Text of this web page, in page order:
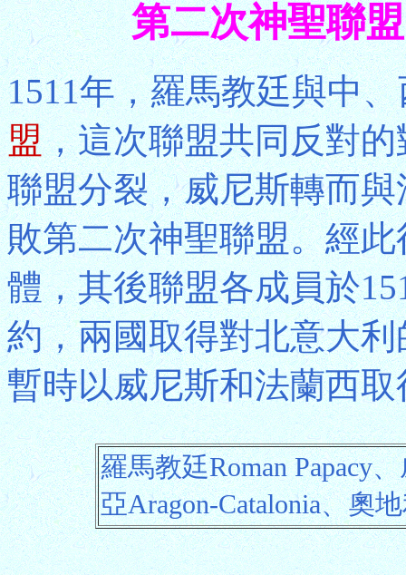
第二次神聖聯
1511年，羅馬教廷與中
盟，這次聯盟共同反對
聯盟分裂，威尼斯轉而
敗第二次神聖聯盟。經
體，其後聯盟各成員於
約，兩國取得對北意大
暫時以威尼斯和法蘭西
羅馬教廷Roman Papacy
亞Aragon-Catalonia、奧